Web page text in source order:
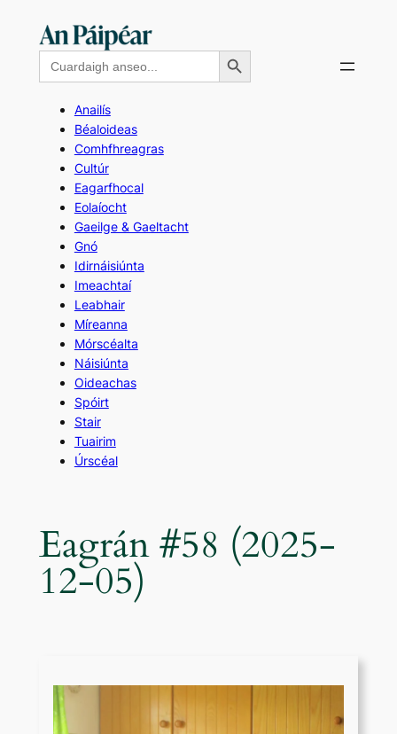
contentSearch
for:
Search Button
Anailís
Béaloideas
Comhfhreagras
Cultúr
Eagarfhocal
Eolaíocht
Gaeilge & Gaeltacht
Gnó
Idirnáisiúnta
Imeachtaí
Leabhair
Míreanna
Mórscéalta
Náisiúnta
Oideachas
Spóirt
Stair
Tuairim
Úrscéal
Eagrán #58 (2025-
12-05)